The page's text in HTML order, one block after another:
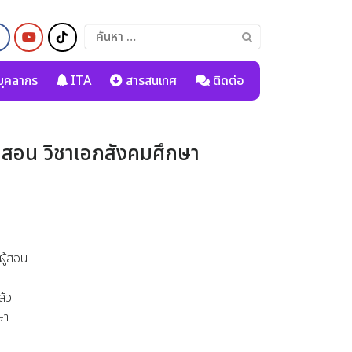
ค้นหา
สำหรับ:
ลากร
ITA สารสนเทศ ติดต่อ
อน วิชาเอกสังคมศึกษา
สอน
ว